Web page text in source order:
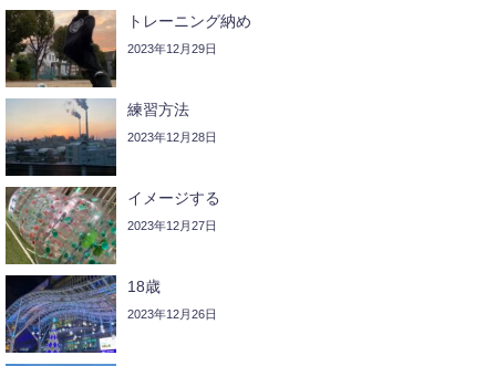
トレーニング納め
2023年12月29日
練習方法
2023年12月28日
イメージする
2023年12月27日
18歳
2023年12月26日